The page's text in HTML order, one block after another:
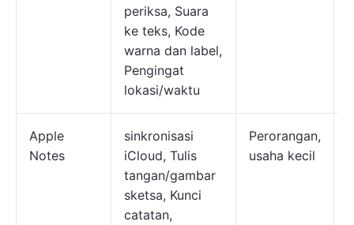
periksa, Suara
ke teks, Kode
warna dan label,
Pengingat
lokasi/waktu
Apple
Notes
sinkronisasi
iCloud, Tulis
tangan/gambar
sketsa, Kunci
catatan,
Perorangan,
usaha kecil